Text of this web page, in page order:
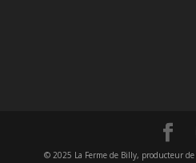
© 2025 La Ferme de Billy, producteur